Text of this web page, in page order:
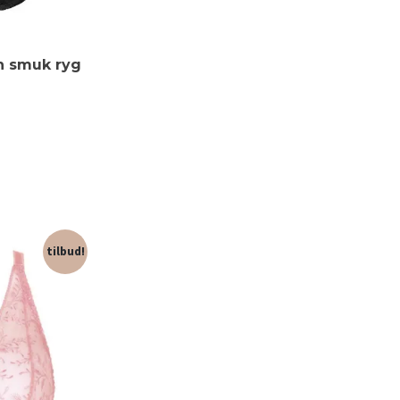
smuk ryg
tilbud!